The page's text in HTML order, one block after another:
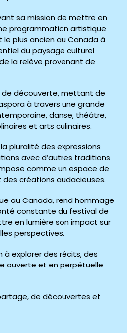
sa mission de mettre en
programmation artistique
le plus ancien au Canada à
du paysage culturel
la relève provenant de
de découverte, mettant de
à travers une grande
danse, théâtre,
et arts culinaires.
pluralité des expressions
avec d’autres traditions
comme un espace de
créations audacieuses.
au Canada, rend hommage
constante du festival de
en lumière son impact sur
perspectives.
à explorer des récits, des
ouverte et en perpétuelle
de découvertes et